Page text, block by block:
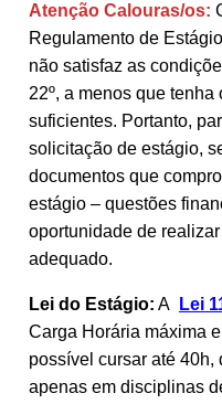
Atenção Calouras/os:
Regulamento de
não satisfaz as
22º, a menos que
suficientes. Portanto,
solicitação de estágio,
documentos que
estágio – questões
oportunidade de
adequado.
Lei do Estágio: A Lei
Carga Horária máxima
possível cursar até 40h,
apenas em disciplinas